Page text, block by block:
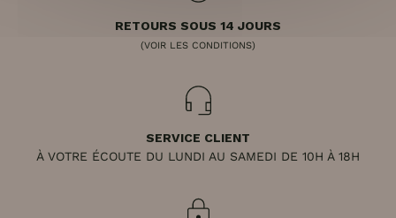
RETOURS SOUS 14 JOURS
(VOIR LES CONDITIONS)
SERVICE CLIENT
À VOTRE ÉCOUTE DU LUNDI AU SAMEDI DE 10H À 18H